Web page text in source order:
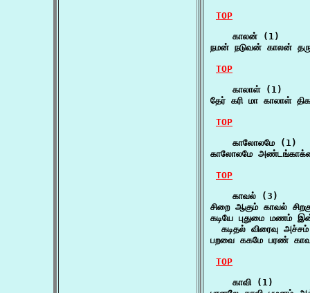
TOP
    காலன் (1)
நமன் நடுவன் காலன்
TOP
    காலாள் (1)
தேர் கரி மா காலாள்
TOP
    காலோலமே (1)
காலோலமே
TOP
    காவல் (3)
சிறை ஆகும் காவல்
கடியே புதுமை மணம்
கடிதல் விரைவு
பறவை ககமே பரண்
TOP
    காவி (1)